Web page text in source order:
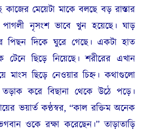
মেয়েটা মাকে বলছে বড় রাস্তার
নৃসংশ ভাবে খুন হয়েছে। ঘাড়
পিছন দিকে ঘুরে গেছে। একটা হাত
ছিড়ে নিয়েছে। শরীরের এখান
মাংস ছিড়ে নেওয়ার চিহ্ন। কথাগুলো
তড়াক করে বিছানা থেকে উঠে পড়ে।
ভয়ার্ত কণ্ঠস্বর, “কাল রক্তিম অনেক
ওকে রক্ষা করেছেন।” তাড়াতাড়ি